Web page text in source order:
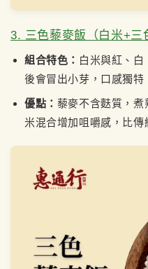
3. 三色藜麥飯（白米+三
組合特色： 白米與紅、
後會冒出小芽，口感獨特
優點： 藜麥不含麩質，煮
米混合增加咀嚼感，比傳